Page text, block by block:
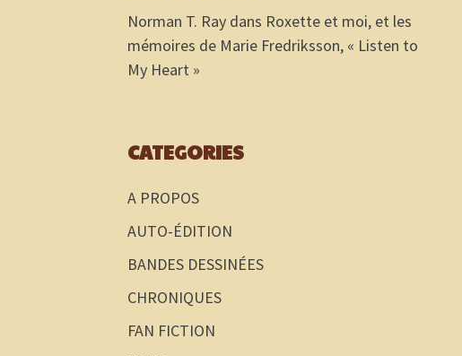
Norman T. Raydans Roxette et moi, et les
mémoires de Marie Fredriksson, « Listen to
My Heart »
CATEGORIES
A PROPOS
AUTO-ÉDITION
BANDES DESSINÉES
CHRONIQUES
FAN FICTION